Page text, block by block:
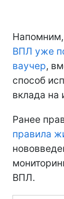
Напомним,
ВПЛ уже
ваучер,
способ
вклада на
Ранее
правила
ВПЛ.